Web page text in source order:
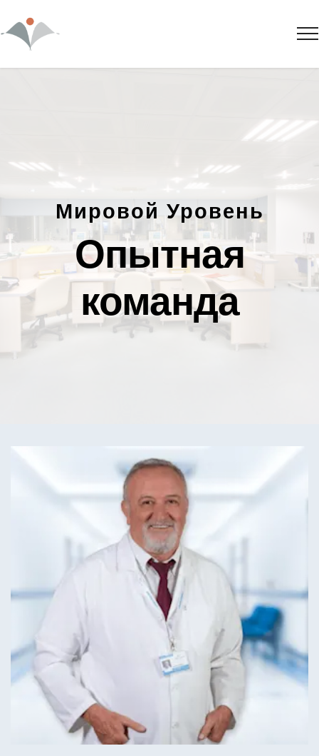
Мировой Уровень
Опытная
команда